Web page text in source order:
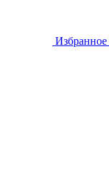
Избранное